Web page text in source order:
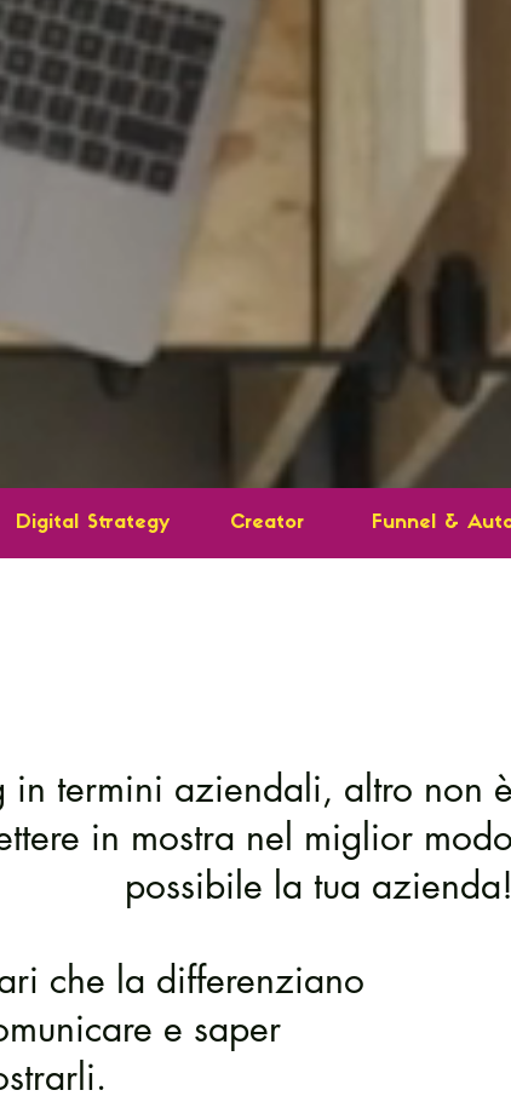
Digital Strategy Creator Funnel &
in termini aziendali, altro non
in mostra nel miglior
possibile la tua
che la differenziano
e saper